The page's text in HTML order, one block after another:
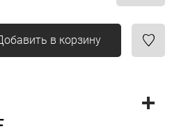
в корзину